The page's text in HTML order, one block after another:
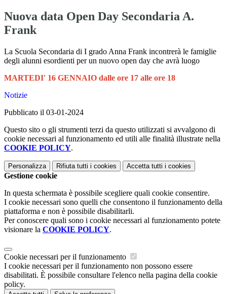
Nuova data Open Day Secondaria A.
Frank
La Scuola Secondaria di I grado Anna Frank incontrerà le famiglie
degli alunni esordienti per un nuovo open day che avrà luogo
MARTEDI' 16 GENNAIO dalle ore 17 alle ore 18
Notizie
Pubblicato il 03-01-2024
Questo sito o gli strumenti terzi da questo utilizzati si avvalgono di
cookie necessari al funzionamento ed utili alle finalità illustrate nella
COOKIE POLICY.
Personalizza Rifiuta tutti i cookies Accetta tutti i cookies
Gestione cookie
In questa schermata è possibile scegliere quali cookie consentire.
I cookie necessari sono quelli che consentono il funzionamento della
piattaforma e non è possibile disabilitarli.
Per conoscere quali sono i cookie necessari al funzionamento potete
visionare la COOKIE POLICY.
Cookie necessari per il funzionamento
I cookie necessari per il funzionamento non possono essere
disabilitati. È possibile consultare l'elenco nella pagina della cookie
policy.